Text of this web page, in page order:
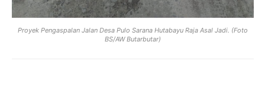
Proyek Pengaspalan Jalan Desa Pulo Sarana Hutabayu Raja Asal Jadi. (Foto
BS/AW Butarbutar)